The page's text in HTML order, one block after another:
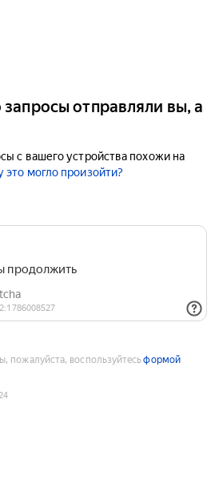
отправляли вы, а
с вашего устройства похожи на
это могло произойти?
пожалуйста, воспользуйтесьформой